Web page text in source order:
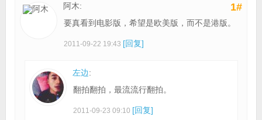
1#
阿木:
要真看到电影版，希望是欧美版，而不是港版。
2011-09-22 19:43 [回复]
左边:
翻拍翻拍，最流流行翻拍。
2011-09-23 09:10 [回复]